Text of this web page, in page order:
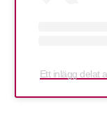
Ett inlägg delat